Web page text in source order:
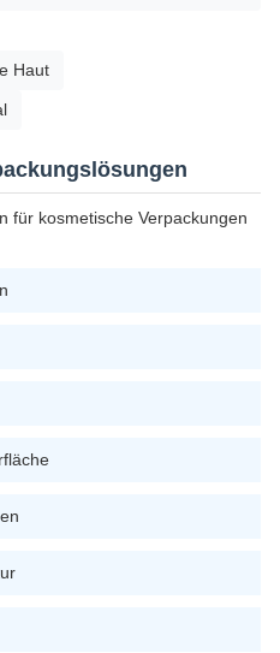
Haut
für kosmetische Verpackungen